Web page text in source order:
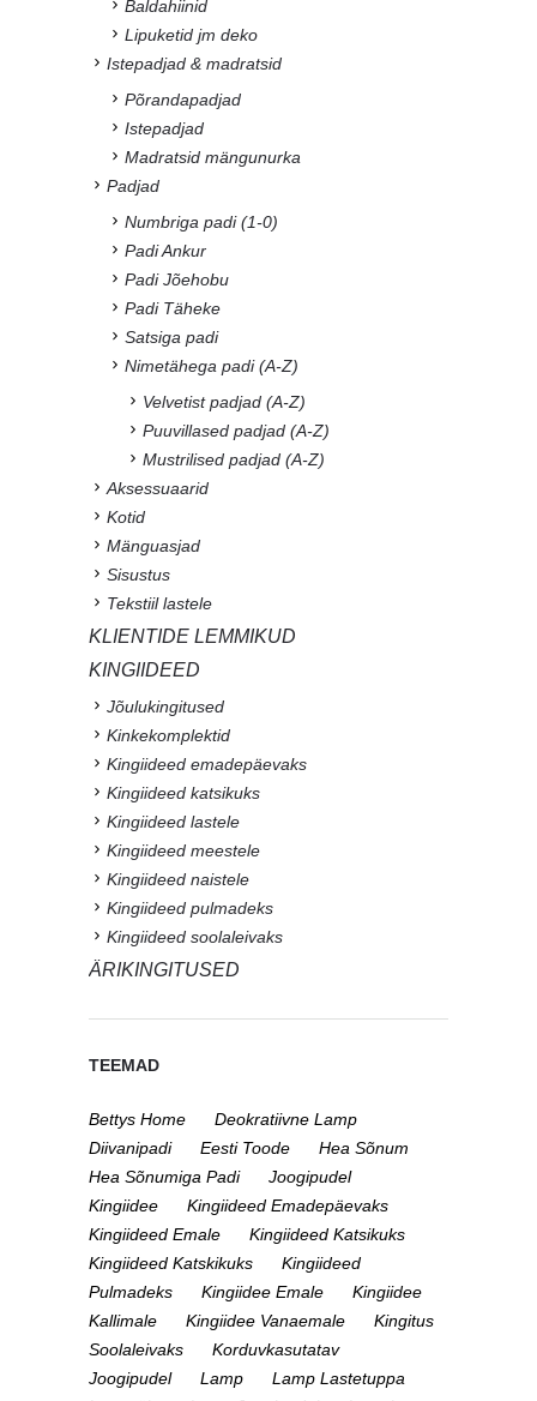
Baldahiinid
Lipuketid jm deko
Istepadjad & madratsid
Põrandapadjad
Istepadjad
Madratsid mängunurka
Padjad
Numbriga padi (1-0)
Padi Ankur
Padi Jõehobu
Padi Täheke
Satsiga padi
Nimetähega padi (A-Z)
Velvetist padjad (A-Z)
Puuvillased padjad (A-Z)
Mustrilised padjad (A-Z)
Aksessuaarid
Kotid
Mänguasjad
Sisustus
Tekstiil lastele
KLIENTIDE LEMMIKUD
KINGIIDEED
Jõulukingitused
Kinkekomplektid
Kingiideed emadepäevaks
Kingiideed katsikuks
Kingiideed lastele
Kingiideed meestele
Kingiideed naistele
Kingiideed pulmadeks
Kingiideed soolaleivaks
ÄRIKINGITUSED
TEEMAD
Bettys Home
Deokratiivne Lamp
Diivanipadi
Eesti Toode
Hea Sõnum
Hea Sõnumiga Padi
Joogipudel
Kingiidee
Kingiideed Emadepäevaks
Kingiideed Emale
Kingiideed Katsikuks
Kingiideed Katskikuks
Kingiideed
Pulmadeks
Kingiidee Emale
Kingiidee
Kallimale
Kingiidee Vanaemale
Kingitus
Soolaleivaks
Korduvkasutatav
Joogipudel
Lamp
Lamp Lastetuppa